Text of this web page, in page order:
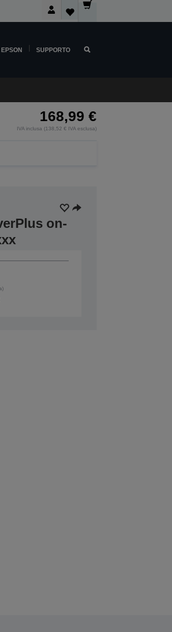
SUPPORTO
168,99 €
IVA inclusa (138,52 € IVA esclusa)
on-